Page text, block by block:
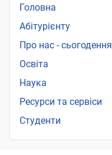
Головна
Абітурієнту
Про нас - сьогодення
Освіта
Наука
Ресурси та сервіси
Студенти